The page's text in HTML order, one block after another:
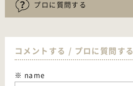
プロに質問する
コメントする / プロに質問する
※ name